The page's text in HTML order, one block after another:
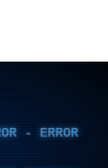
- ERROR